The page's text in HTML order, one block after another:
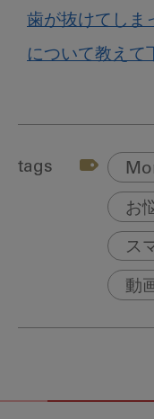
歯が抜けてしま
について教えて
tags
お
ス
動